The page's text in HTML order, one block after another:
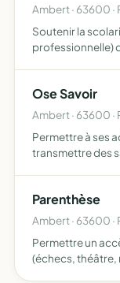
Ambert · 63600
Soutenir la
professionnelle)
Ose Savoir
Ambert · 63600
Permettre à ses
transmettre des
Informatique.
Parenthèse
Ambert · 63600
Permettre un
(échecs,